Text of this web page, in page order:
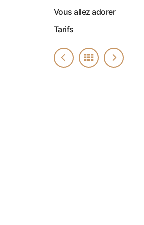
Vous allez adorer
Tarifs